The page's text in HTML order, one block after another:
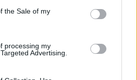
the Sale of my
processing my
Advertising.